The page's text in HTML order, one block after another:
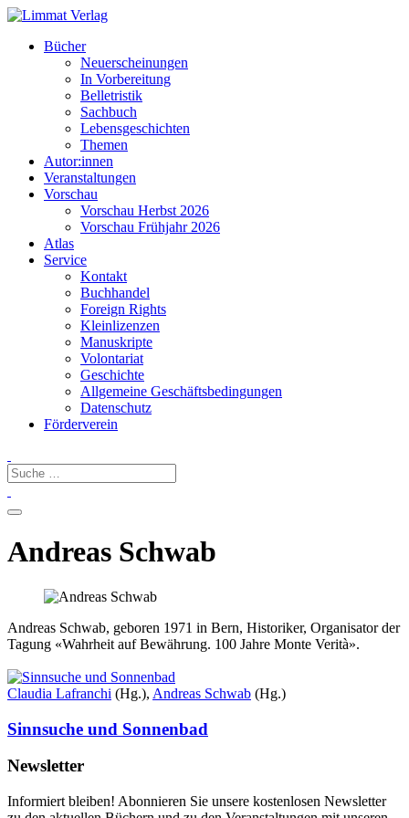
Bücher
Neuerscheinungen
In Vorbereitung
Belletristik
Sachbuch
Lebensgeschichten
Themen
Autor:innen
Veranstaltungen
Vorschau
Vorschau Herbst 2026
Vorschau Frühjahr 2026
Atlas
Service
Kontakt
Buchhandel
Foreign Rights
Kleinlizenzen
Manuskripte
Volontariat
Geschichte
Allgemeine Geschäftsbedingungen
Datenschutz
Förderverein
Andreas Schwab
Andreas Schwab, geboren 1971 in Bern, Historiker, Organisator der
Tagung «Wahrheit auf Bewährung. 100 Jahre Monte Verità».
Claudia Lafranchi (Hg.), Andreas Schwab (Hg.)
Sinnsuche und Sonnenbad
Newsletter
Informiert bleiben! Abonnieren Sie unsere kostenlosen Newsletter